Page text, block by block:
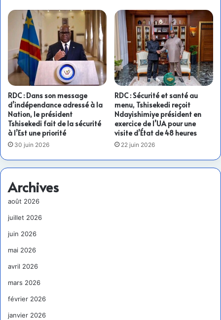
RDC : Dans son message
d’indépendance adressé à la
Nation, le président
Tshisekedi fait de la sécurité
à l’Est une priorité
30 juin 2026
RDC : Sécurité et santé au
menu, Tshisekedi reçoit
Ndayishimiye président en
exercice de l’UA pour une
visite d’État de 48 heures
22 juin 2026
Archives
août 2026
juillet 2026
juin 2026
mai 2026
avril 2026
mars 2026
février 2026
janvier 2026